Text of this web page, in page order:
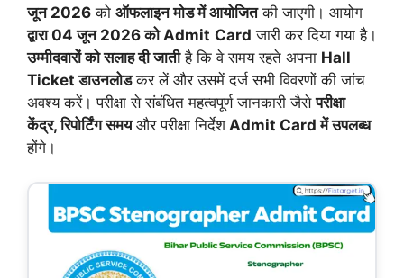
जून 2026 को ऑफलाइन मोड में आयोजितकी जाएगी। आयोग
द्वारा 04 जून 2026 को Admit Card जारी कर दिया गया है।
उम्मीदवारों को सलाह दी जातीहै कि वे समय रहते अपना Hall
Ticket डाउनलोडकर लें और उसमें दर्ज सभी विवरणों की जांच
अवश्य करें। परीक्षा से संबंधित महत्वपूर्ण जानकारी जैसेपरीक्षा
केंद्र, रिपोर्टिंग समयऔर परीक्षा निर्देशAdmit Card में उपलब्ध
होंगे।